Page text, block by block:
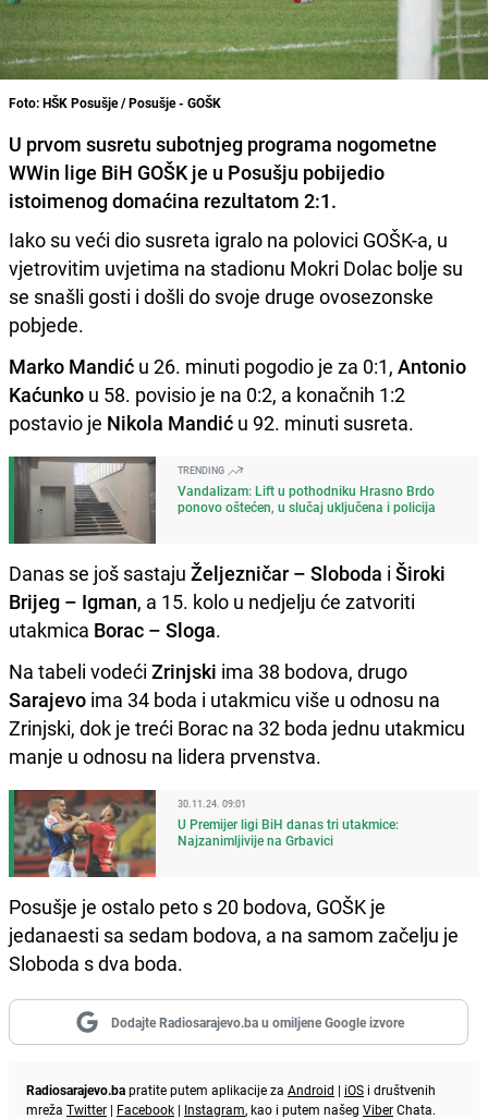
Foto: HŠK Posušje / Posušje - GOŠK
U prvom susretu subotnjeg programa nogometne
WWin lige BiH GOŠK je u Posušju pobijedio
istoimenog domaćina rezultatom 2:1.
Iako su veći dio susreta igralo na polovici GOŠK-a, u
vjetrovitim uvjetima na stadionu Mokri Dolac bolje su
se snašli gosti i došli do svoje druge ovosezonske
pobjede.
Marko Mandić u 26. minuti pogodio je za 0:1, Antonio
Kaćunko u 58. povisio je na 0:2, a konačnih 1:2
postavio je Nikola Mandić u 92. minuti susreta.
TRENDING
Vandalizam: Lift u pothodniku Hrasno Brdo
ponovo oštećen, u slučaj uključena i policija
Danas se još sastaju Željezničar – Sloboda i Široki
Brijeg – Igman, a 15. kolo u nedjelju će zatvoriti
utakmica Borac – Sloga.
Na tabeli vodeći Zrinjski ima 38 bodova, drugo
Sarajevo ima 34 boda i utakmicu više u odnosu na
Zrinjski, dok je treći Borac na 32 boda jednu utakmicu
manje u odnosu na lidera prvenstva.
30.11.24. 09:01
U Premijer ligi BiH danas tri utakmice:
Najzanimljivije na Grbavici
Posušje je ostalo peto s 20 bodova, GOŠK je
jedanaesti sa sedam bodova, a na samom začelju je
Sloboda s dva boda.
Dodajte Radiosarajevo.ba u omiljene Google izvore
Radiosarajevo.bapratite putem aplikacije za Android | iOS i društvenih
mreža Twitter | Facebook | Instagram, kao i putem našeg ViberChata.